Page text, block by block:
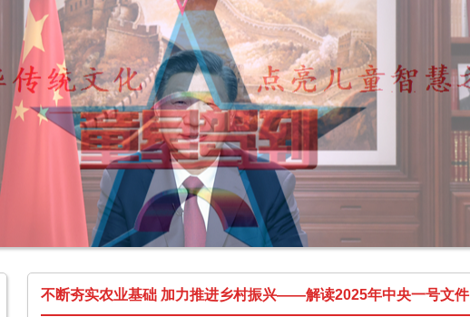
不断夯实农业基础 加力推进乡村振兴——解读2025年中央一号文件